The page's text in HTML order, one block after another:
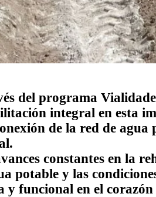
del programa
integral en esta
de la red de agua
constantes en la
potable y las
y funcional en el